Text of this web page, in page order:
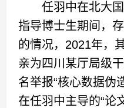
任羽中在北大国
指导博士生期间，
的情况，2021年，
亲为四川某厅局级
名举报“核心数据伪
在任羽中主导的“论